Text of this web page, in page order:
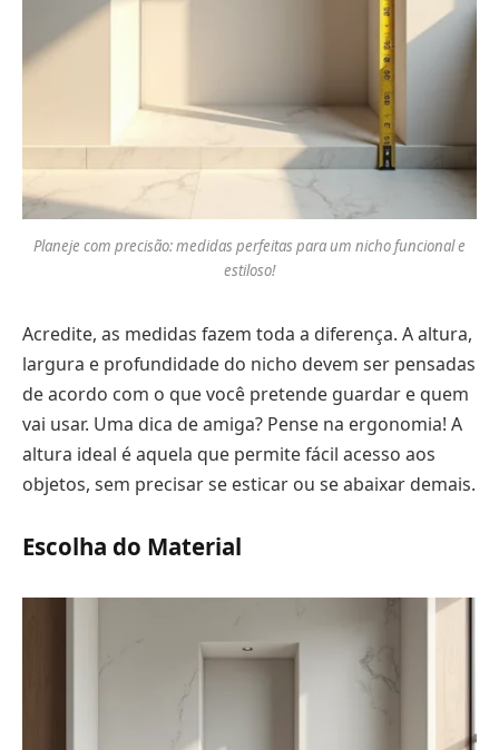
Planeje com precisão: medidas perfeitas para um nicho funcional e
estiloso!
Acredite, as medidas fazem toda a diferença. A altura,
largura e profundidade do nicho devem ser pensadas
de acordo com o que você pretende guardar e quem
vai usar. Uma dica de amiga? Pense na ergonomia! A
altura ideal é aquela que permite fácil acesso aos
objetos, sem precisar se esticar ou se abaixar demais.
Escolha do Material